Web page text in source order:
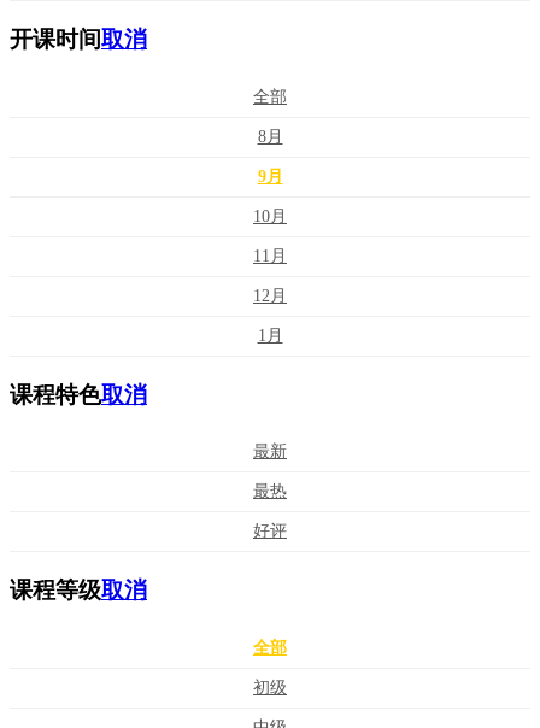
开课时间取消
全部
8月
9月
10月
11月
12月
1月
课程特色取消
最新
最热
好评
课程等级取消
全部
初级